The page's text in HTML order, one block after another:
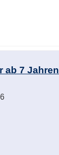
ab 7 Jahren